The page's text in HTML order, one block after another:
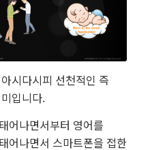
시다시피 선천적인 즉
입니다.
어나면서부터 영어를
어나면서 스마트폰을 접한